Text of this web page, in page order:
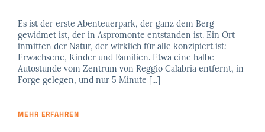
Es ist der erste Abenteuerpark, der ganz dem Berg
gewidmet ist, der in Aspromonte entstanden ist. Ein Ort
inmitten der Natur, der wirklich für alle konzipiert ist:
Erwachsene, Kinder und Familien. Etwa eine halbe
Autostunde vom Zentrum von Reggio Calabria entfernt, in
Forge gelegen, und nur 5 Minute [...]
MEHR ERFAHREN